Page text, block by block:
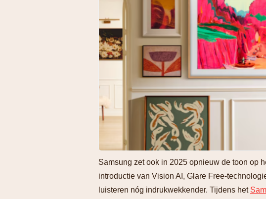
Samsung zet ook in 2025 opnieuw de toon op
introductie van Vision AI, Glare Free-
luisteren nóg indrukwekkender. Tijdens het